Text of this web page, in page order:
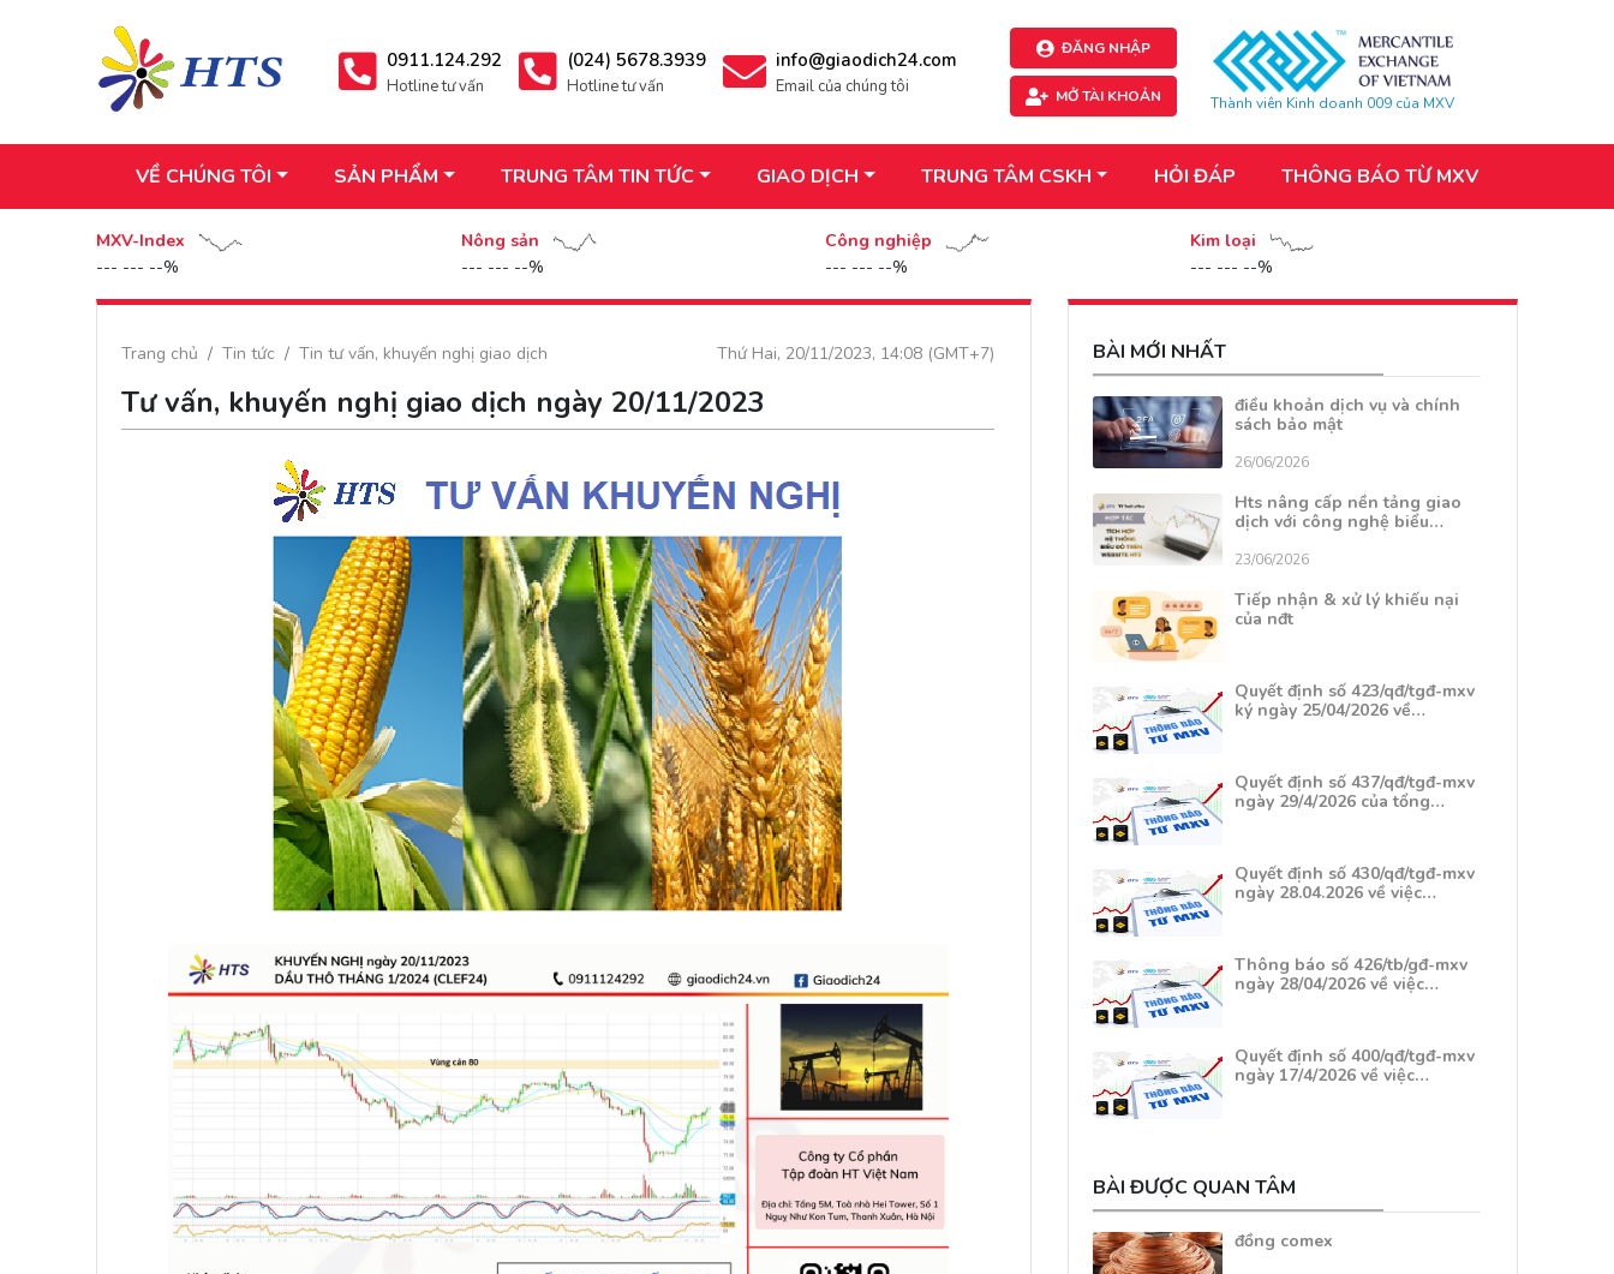
0911.124.292
Hotline tư vấn
(024) 5678.3939
Hotline tư vấn
info@giaodich24.com
Email của chúng tôi
ĐĂNG NHẬP
MỞ TÀI KHOẢN Thành viên Kinh doanh 009 của MXV
VỀ CHÚNG TÔI SẢN PHẨM TRUNG TÂM TIN TỨC GIAO DỊCH TRUNG TÂM CSKH HỎI ĐÁP THÔNG BÁO TỪ MXV
MXV-Index
--- --- --%
Nông sản
--- --- --%
Công nghiệp
--- --- --%
Kim loại
--- --- --%
Thứ Hai, 20/11/2023, 14:08 (GMT+7)
Trang chủ Tin tức Tin tư vấn, khuyến nghị giao dịch
Tư vấn, khuyến nghị giao dịch ngày 20/11/2023
BÀI MỚI NHẤT
điều khoản dịch vụ và chính
sách bảo mật
26/06/2026
Hts nâng cấp nền tảng giao
dịch với công nghệ biểu…
23/06/2026
Tiếp nhận & xử lý khiếu nại
của nđt
Quyết định số 423/qđ/tgđ-mxv
ký ngày 25/04/2026 về…
Quyết định số 437/qđ/tgđ-mxv
ngày 29/4/2026 của tổng…
Quyết định số 430/qđ/tgđ-mxv
ngày 28.04.2026 về việc…
Thông báo số 426/tb/gđ-mxv
ngày 28/04/2026 về việc…
Quyết định số 400/qđ/tgđ-mxv
ngày 17/4/2026 về việc…
BÀI ĐƯỢC QUAN TÂM
đồng comex